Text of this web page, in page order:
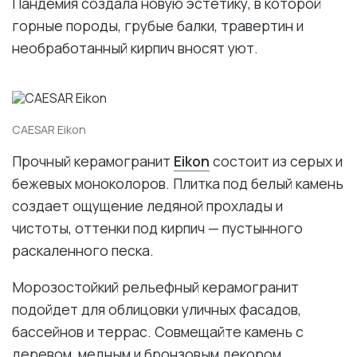
горные породы, грубые балки, травертин и
необработанный кирпич вносят уют.
CAESAR Eikon
Прочный керамогранит Eikon состоит из серых и
бежевых моноколоров. Плитка под белый камень
создает ощущение ледяной прохлады и
чистоты, оттенки под кирпич — пустынного
раскаленного песка.
Морозостойкий рельефный керамогранит
подойдет для облицовки уличных фасадов,
бассейнов и террас. Совмещайте камень с